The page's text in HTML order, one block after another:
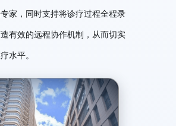
家，同时支持将诊疗过程全程录
有效的远程协作机制，从而切实
水平。